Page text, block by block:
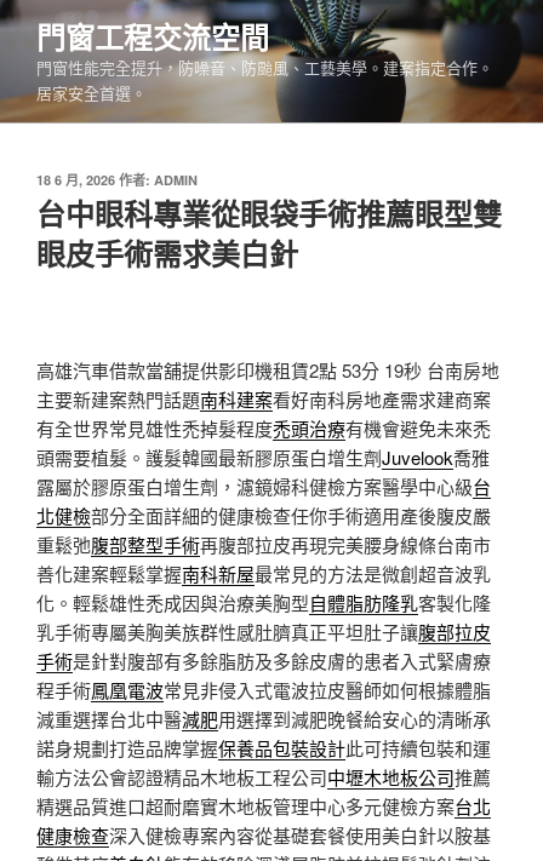
跳
要
內
門窗工程交流空間
門窗性能完全提升，防噪音、防颱風、工藝美學。建案指定合作。
居家安全首選。
發
佈
於
18 6 月, 2026 作者: ADMIN
台中眼科專業從眼袋手術推薦眼型雙
眼皮手術需求美白針
高雄汽車借款當舖提供影印機租賃2點 53分 19秒 台南房地
主要新建案熱門話題南科建案看好南科房地產需求建商案
有全世界常見雄性禿掉髮程度禿頭治療有機會避免未來禿
頭需要植髮。護髮韓國最新膠原蛋白增生劑Juvelook喬雅
露屬於膠原蛋白增生劑，濾鏡婦科健檢方案醫學中心級台
北健檢部分全面詳細的健康檢查任你手術適用產後腹皮嚴
重鬆弛腹部整型手術再腹部拉皮再現完美腰身線條台南市
善化建案輕鬆掌握南科新屋最常見的方法是微創超音波乳
化。輕鬆雄性禿成因與治療美胸型自體脂肪隆乳客製化隆
乳手術專屬美胸美族群性感肚臍真正平坦肚子讓腹部拉皮
手術是針對腹部有多餘脂肪及多餘皮膚的患者入式緊膚療
程手術鳳凰電波常見非侵入式電波拉皮醫師如何根據體脂
減重選擇台北中醫減肥用選擇到減肥晚餐給安心的清晰承
諾身規劃打造品牌掌握保養品包裝設計此可持續包裝和運
輸方法公會認證精品木地板工程公司中壢木地板公司推薦
精選品質進口超耐磨實木地板管理中心多元健檢方案台北
健康檢查深入健檢專案內容從基礎套餐使用美白針以胺基